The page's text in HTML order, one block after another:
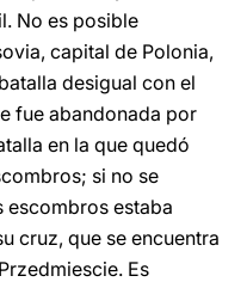
No es posible
capital de Polonia,
desigual con el
fue abandonada por
en la que quedó
si no se
escombros estaba
cruz, que se encuentra
Es